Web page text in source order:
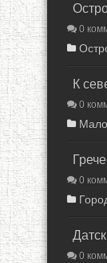
0
К
0
0
0